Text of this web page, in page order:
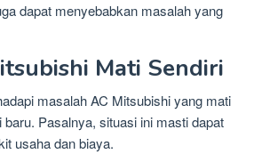
dapat menyebabkan masalah yang
Mati Sendiri
masalah AC Mitsubishi yang mati
baru. Pasalnya, situasi ini masti dapat
usaha dan biaya.